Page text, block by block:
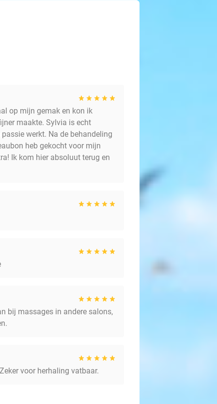
op mijn gemak en kon ik
maakte. Sylvia is echt
werkt. Na de behandeling
heb gekocht voor mijn
Ik kom hier absoluut terug en
bij massages in andere salons,
voor herhaling vatbaar.